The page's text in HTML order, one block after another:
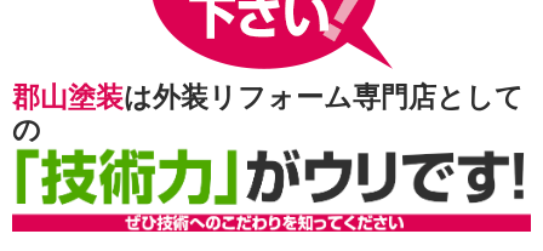
郡山塗装は外装リフォーム専門店として
の